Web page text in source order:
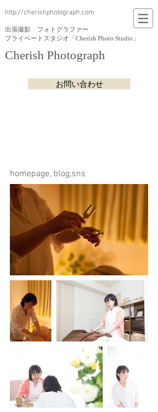
http://cherishphotograph.com
出張撮影 フォトグラファー
プライベートスタジオ「Cherish Photo Studio」
Cherish Photograph
お問い合わせ
​homepage, blog,sns